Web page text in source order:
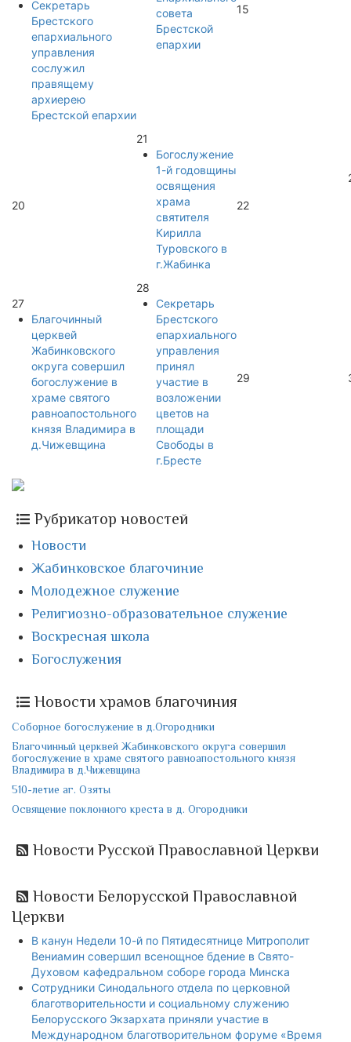
Секретарь
Брестского
епархиального
управления
сослужил
правящему
архиерею
Брестской епархии
совета
Брестской
епархии
15
20
21
Богослужение
1-й годовщины
освящения
храма
святителя
Кирилла
Туровского в
г.Жабинка
22
27
Благочинный
церквей
Жабинковского
округа совершил
богослужение в
храме святого
равноапостольного
князя Владимира в
д.Чижевщина
28
Секретарь
Брестского
епархиального
управления
принял
участие в
возложении
цветов на
площади
Свободы в
г.Бресте
29
Рубрикатор новостей
Новости
Жабинковское благочиние
Молодежное служение
Религиозно-образовательное служение
Воскресная школа
Богослужения
Новости храмов благочиния
Соборное богослужение в д.Огородники
Благочинный церквей Жабинковского округа совершил
богослужение в храме святого равноапостольного князя
Владимира в д.Чижевщина
510-летие аг. Озяты
Освящение поклонного креста в д. Огородники
Новости Русской Православной Церкви
Новости Белорусской Православной
Церкви
В канун Недели 10-й по Пятидесятнице Митрополит
Вениамин совершил всенощное бдение в Свято-
Духовом кафедральном соборе города Минска
Сотрудники Синодального отдела по церковной
благотворительности и социальному служению
Белорусского Экзархата приняли участие в
Международном благотворительном форуме «Время